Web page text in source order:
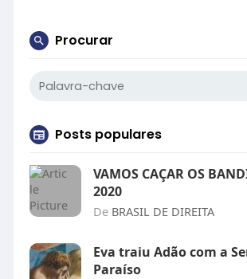
Procurar
Posts populares
VAMOS CAÇAR OS
2020
De BRASIL DE DIREITA
Eva traiu Adão com a
Paraíso